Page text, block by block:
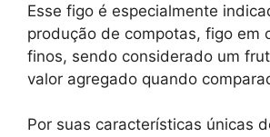
Esse figo é especialmente
produção de compotas, figo em
finos, sendo considerado um
valor agregado quando
Por suas características únicas